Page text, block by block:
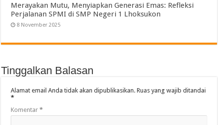
Merayakan Mutu, Menyiapkan Generasi Emas: Refleksi
Perjalanan SPMI di SMP Negeri 1 Lhoksukon
8 November 2025
Tinggalkan Balasan
Alamat email Anda tidak akan dipublikasikan. Ruas yang wajib ditandai
*
Komentar*